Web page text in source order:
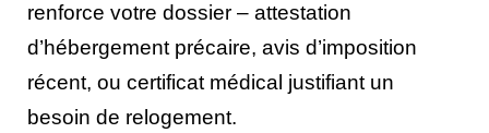
renforce votre dossier – attestation
d’hébergement précaire, avis d’imposition
récent, ou certificat médical justifiant un
besoin de relogement.